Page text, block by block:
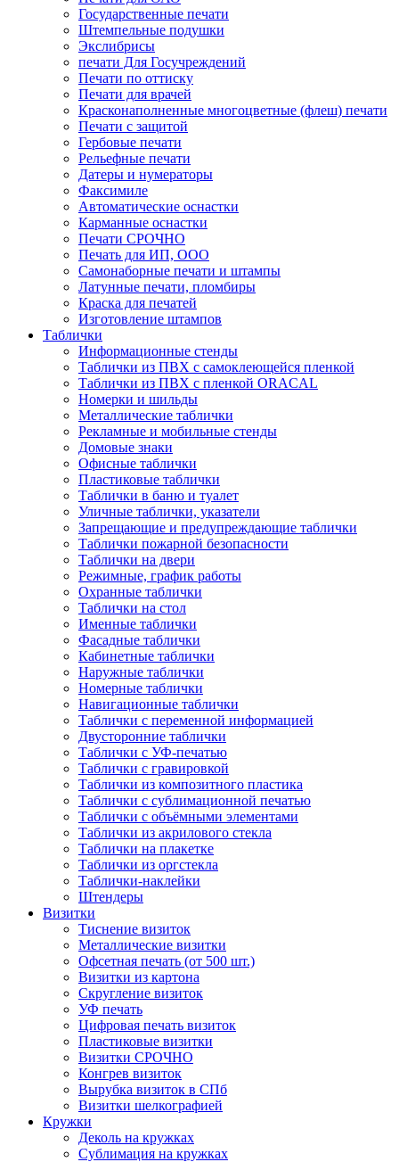
Государственные печати
Штемпельные подушки
Экслибрисы
печати Для Госучреждений
Печати по оттиску
Печати для врачей
Красконаполненные многоцветные (флеш) печати
Печати с защитой
Гербовые печати
Рельефные печати
Датеры и нумераторы
Факсимиле
Автоматические оснастки
Карманные оснастки
Печати СРОЧНО
Печать для ИП, ООО
Самонаборные печати и штампы
Латунные печати, пломбиры
Краска для печатей
Изготовление штампов
Таблички
Информационные стенды
Таблички из ПВХ с самоклеющейся пленкой
Таблички из ПВХ с пленкой ORACAL
Номерки и шильды
Металлические таблички
Рекламные и мобильные стенды
Домовые знаки
Офисные таблички
Пластиковые таблички
Таблички в баню и туалет
Уличные таблички, указатели
Запрещающие и предупреждающие таблички
Таблички пожарной безопасности
Таблички на двери
Режимные, график работы
Охранные таблички
Таблички на стол
Именные таблички
Фасадные таблички
Кабинетные таблички
Наружные таблички
Номерные таблички
Навигационные таблички
Таблички с переменной информацией
Двусторонние таблички
Таблички с УФ-печатью
Таблички с гравировкой
Таблички из композитного пластика
Таблички с сублимационной печатью
Таблички с объёмными элементами
Таблички из акрилового стекла
Таблички на плакетке
Таблички из оргстекла
Таблички-наклейки
Штендеры
Визитки
Тиснение визиток
Металлические визитки
Офсетная печать (от 500 шт.)
Визитки из картона
Скругление визиток
УФ печать
Цифровая печать визиток
Пластиковые визитки
Визитки СРОЧНО
Конгрев визиток
Вырубка визиток в СПб
Визитки шелкографией
Кружки
Деколь на кружках
Сублимация на кружках